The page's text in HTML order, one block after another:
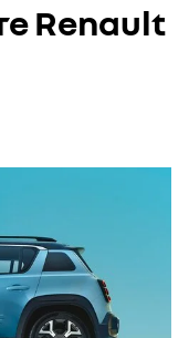
Renault